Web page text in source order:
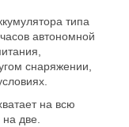
типа
автономной
снаряжении,
на всю
две.